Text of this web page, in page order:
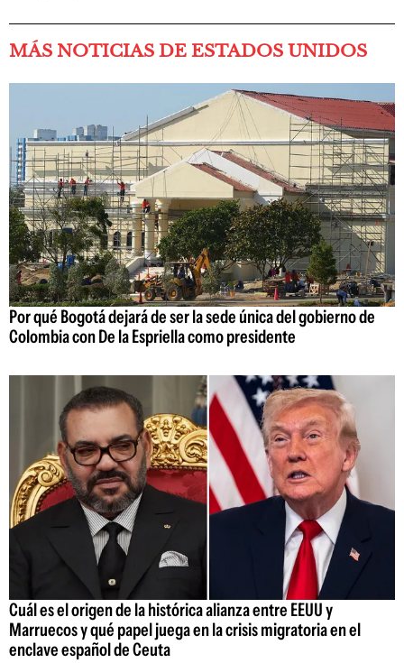
MÁS NOTICIAS DE ESTADOS UNIDOS
Por qué Bogotá dejará de ser la sede única del gobierno de
Colombia con De la Espriella como presidente
Cuál es el origen de la histórica alianza entre EEUU y
Marruecos y qué papel juega en la crisis migratoria en el
enclave español de Ceuta